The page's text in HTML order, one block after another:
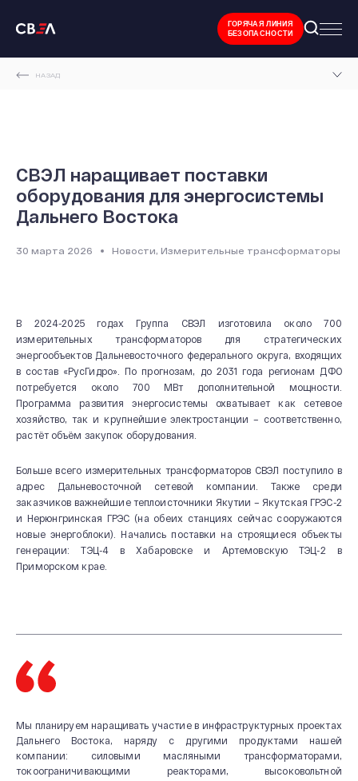
Производство
Система качества
20 лет СВЭЛ
ГОРЯЧАЯ ЛИНИЯ
БЕЗОПАСНОСТИ
НАЗАД
ВОСТОКА
СВЭЛ наращивает поставки
оборудования для энергосистемы
Дальнего Востока
30 марта 2026 Новости, Измерительные трансформаторы
В 2024-2025 годах Группа СВЭЛ изготовила около 700
измерительных трансформаторов для стратегических
энергообъектов Дальневосточного федерального округа, входящих
в состав «РусГидро». По прогнозам, до 2031 года регионам ДФО
потребуется около 700 МВт дополнительной мощности.
Программа развития энергосистемы охватывает как сетевое
хозяйство, так и крупнейшие электростанции – соответственно,
растёт объём закупок оборудования.
Больше всего измерительных трансформаторов СВЭЛ поступило в
адрес Дальневосточной сетевой компании. Также среди
заказчиков важнейшие теплоисточники Якутии – Якутская ГРЭС-2
и Нерюнгринская ГРЭС (на обеих станциях сейчас сооружаются
новые энергоблоки). Начались поставки на строящиеся объекты
генерации: ТЭЦ-4 в Хабаровске и Артемовскую ТЭЦ-2 в
Приморском крае.
Мы планируем наращивать участие в инфраструктурных проектах
Дальнего Востока, наряду с другими продуктами нашей
компании: силовыми масляными трансформаторами,
токоограничивающими реакторами, высоковольтной